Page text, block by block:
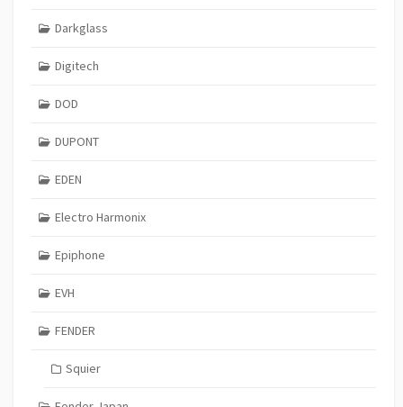
Darkglass
Digitech
DOD
DUPONT
EDEN
Electro Harmonix
Epiphone
EVH
FENDER
Squier